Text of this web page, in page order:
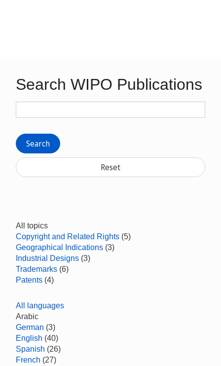
Search WIPO Publications
Search
Reset
All topics
Copyright and Related Rights (5)
Geographical Indications (3)
Industrial Designs (3)
Trademarks (6)
Patents (4)
All languages
Arabic
German (3)
English (40)
Spanish (26)
French (27)